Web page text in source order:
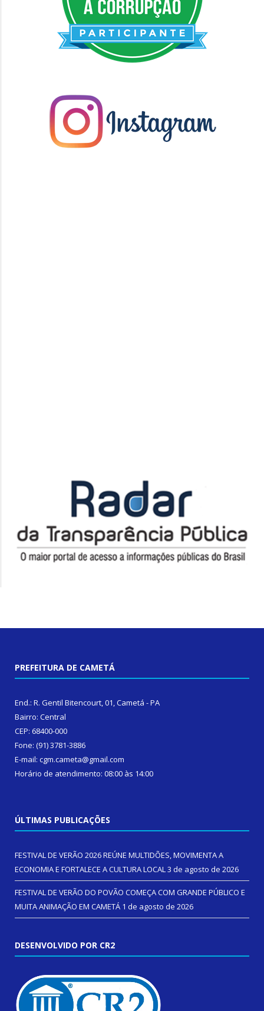
PREFEITURA DE CAMETÁ
End.: R. Gentil Bitencourt, 01, Cametá - PA
Bairro: Central
CEP: 68400-000
Fone: (91) 3781-3886
E-mail: cgm.cameta@gmail.com
Horário de atendimento: 08:00 às 14:00
ÚLTIMAS PUBLICAÇÕES
FESTIVAL DE VERÃO 2026 REÚNE MULTIDÕES, MOVIMENTA A
ECONOMIA E FORTALECE A CULTURA LOCAL3 de agosto de 2026
FESTIVAL DE VERÃO DO POVÃO COMEÇA COM GRANDE PÚBLICO E
MUITA ANIMAÇÃO EM CAMETÁ 1 de agosto de 2026
DESENVOLVIDO POR CR2